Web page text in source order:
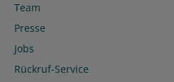
Team
Presse
Jobs
Rückruf-Service